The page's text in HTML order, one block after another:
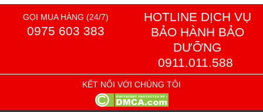
GỌI MUA HÀNG (24/7)
0975 603 383
HOTLINE DỊCH VỤ
BẢO HÀNH BẢO
DƯỠNG
0911.011.588
KẾT NỐI VỚI CHÚNG TÔI